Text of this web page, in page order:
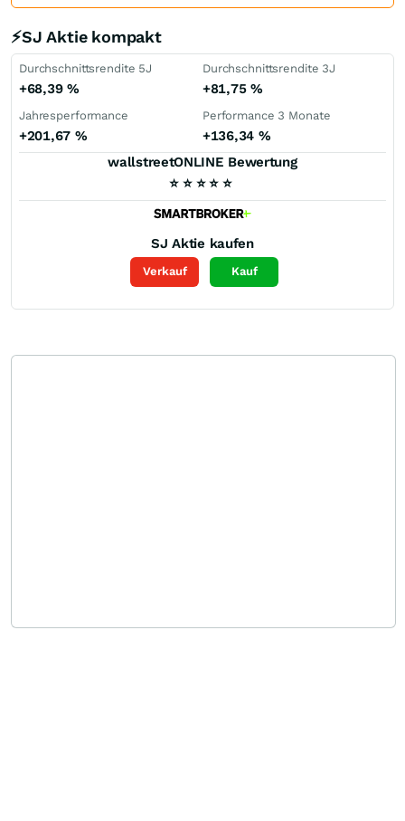
⚡SJ Aktie kompakt
Durchschnittsrendite 5J
+68,39 %
Durchschnittsrendite 3J
+81,75 %
Jahresperformance
+201,67 %
Performance 3 Monate
+136,34 %
wallstreetONLINE Bewertung
⭐ ⭐ ⭐ ⭐ ⭐
SJ Aktie kaufen
Verkauf Kauf